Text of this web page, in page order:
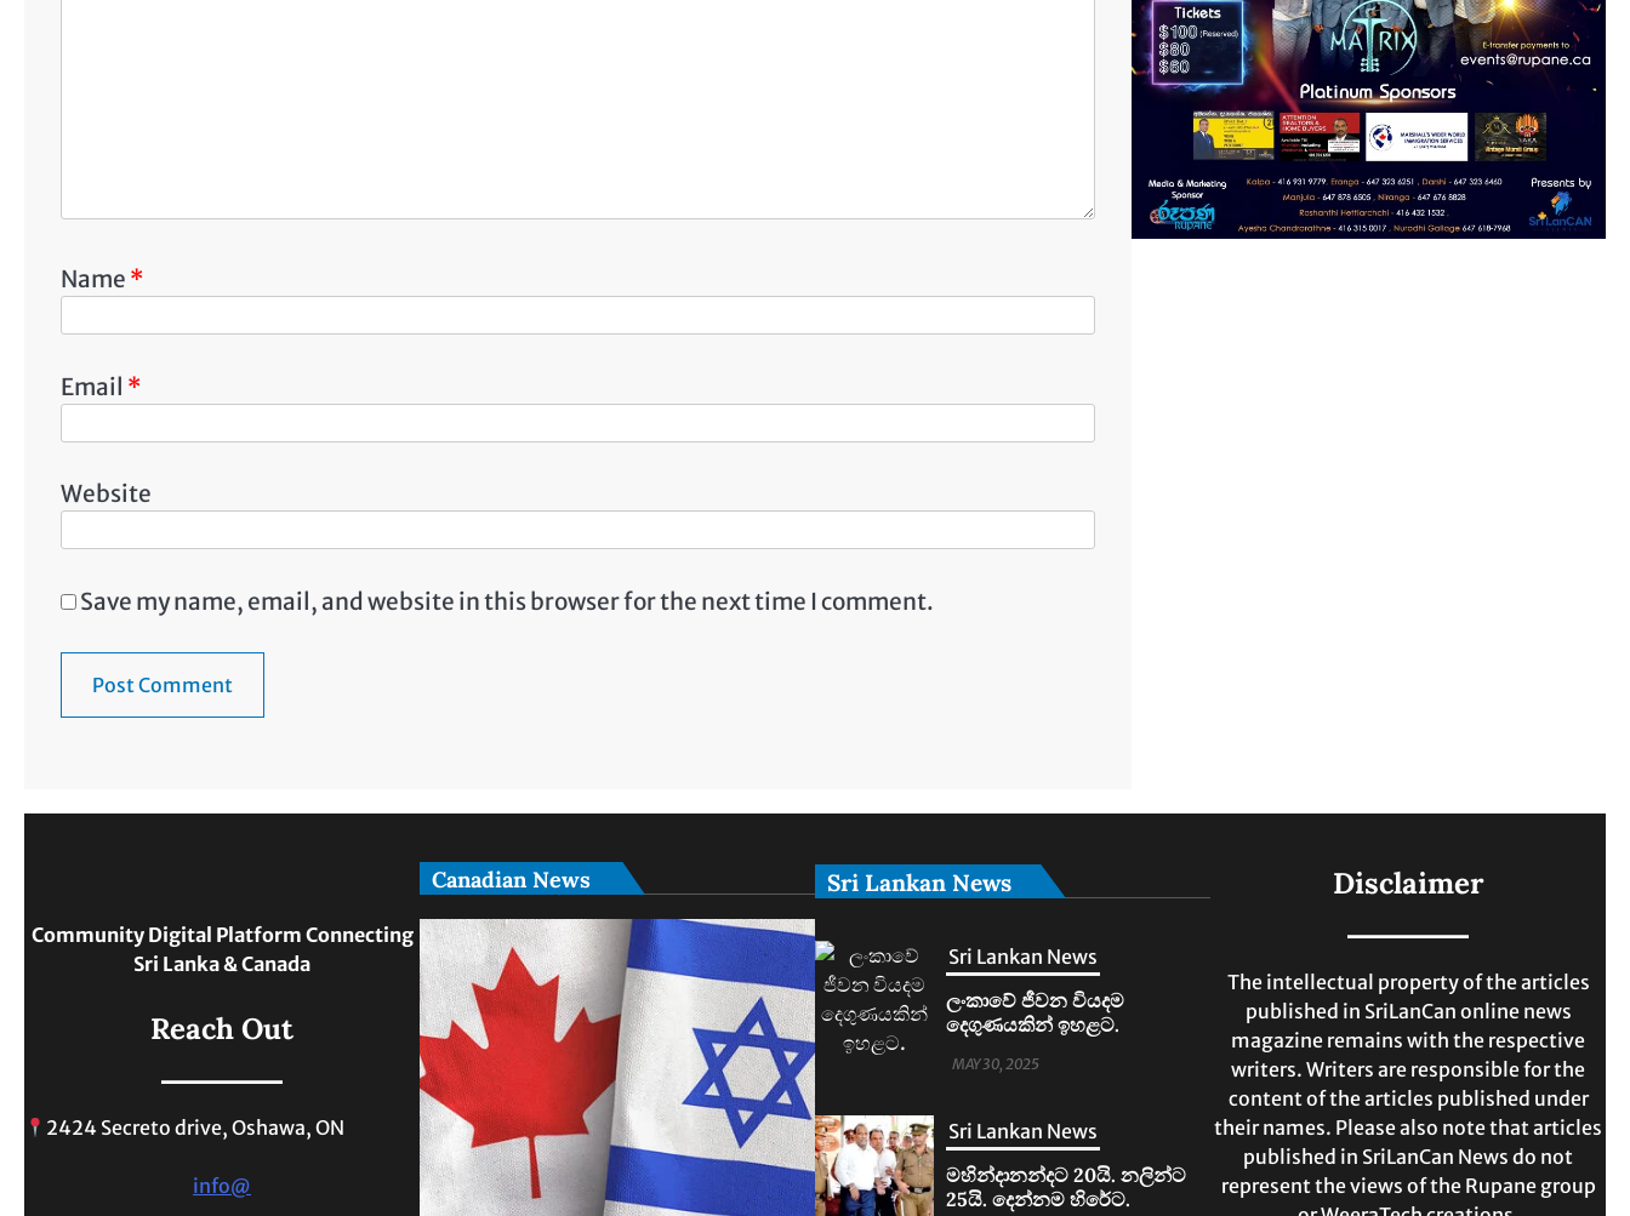
Name *
Email *
Website
Save my name, email, and website in this browser for the next time I comment.
Community Digital Platform Connecting
Sri Lanka & Canada
Reach Out
2424 Secreto drive, Oshawa, ON
info@
Canadian News Sri Lankan News
Sri Lankan News
ලංකාවේ ජීවන වියදම
දෙගුණයකින් ඉහළට.
MAY 30, 2025
Sri Lankan News
මහින්දානන්දට 20යි. නලින්ට
25යි. දෙන්නම හිරේට.
Disclaimer
The intellectual property of the articles
published in SriLanCan online news
magazine remains with the respective
writers. Writers are responsible for the
content of the articles published under
their names. Please also note that articles
published in SriLanCan News do not
represent the views of the Rupane group